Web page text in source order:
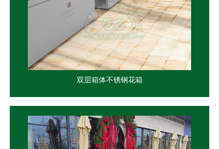
双层箱体不锈钢花箱